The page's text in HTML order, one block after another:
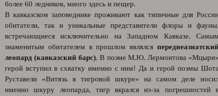
более 60 ледников, много здесь и пещер.
В кавказском заповеднике проживают как типичные для
обитатели, так и уникальные представители флоры и
встречающиеся исключительно на Западном Кавказе.
знаменитым обитателем в прошлом являлся
леопард (кавказский барс). В поэме М.Ю. Лермонтова
герой вступил в схватку именно с ним! Да и герой поэмы
Руставели «Витязь в тигровой шкуре» на самом деле
именно шкуру леопарда, тигр вкрался из-за погрешностей